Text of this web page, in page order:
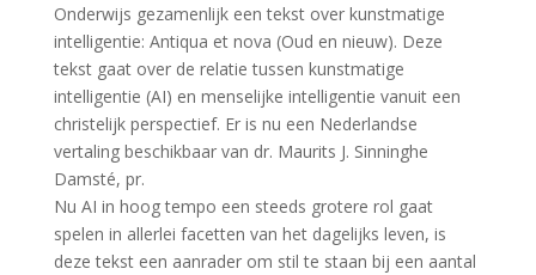
Onderwijs gezamenlijk een tekst over kunstmatige
intelligentie: Antiqua et nova (Oud en nieuw). Deze
tekst gaat over de relatie tussen kunstmatige
intelligentie (AI) en menselijke intelligentie vanuit een
christelijk perspectief. Er is nu een Nederlandse
vertaling beschikbaar van dr. Maurits J. Sinninghe
Damsté, pr.
Nu AI in hoog tempo een steeds grotere rol gaat
spelen in allerlei facetten van het dagelijks leven, is
deze tekst een aanrader om stil te staan bij een aantal